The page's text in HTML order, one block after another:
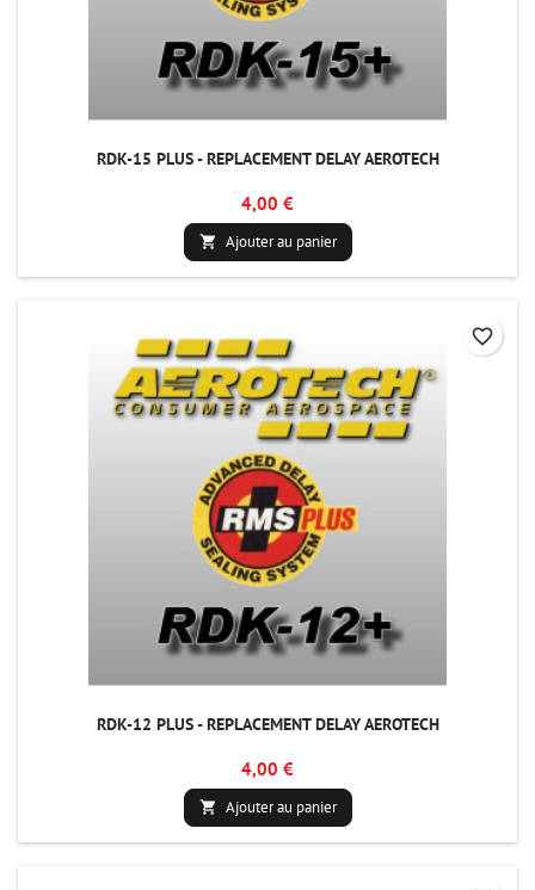
RDK-15 PLUS - REPLACEMENT DELAY AEROTECH
4,00 €
 Ajouter au panier
RDK-12 PLUS - REPLACEMENT DELAY AEROTECH
4,00 €
 Ajouter au panier
favorite_border